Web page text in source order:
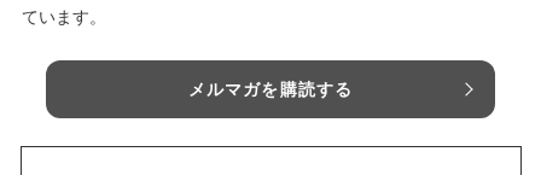
ています。
メルマガを購読する